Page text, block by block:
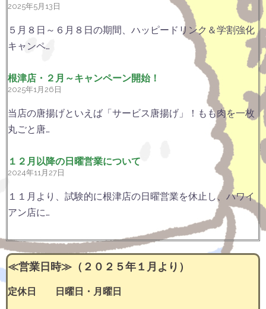
2025年5月13日
５月８日～６月８日の期間、ハッピードリンク＆学割強化
キャンペ…
根津店・２月～キャンペーン開始！
2025年1月26日
当店の唐揚げといえば「サービス唐揚げ」！もも肉を一枚
丸ごと唐…
１２月以降の日曜営業について
2024年11月27日
１１月より、試験的に根津店の日曜営業を休止し、ハワイ
アン店に…
≪営業日時≫（２０２５年１月より）
定休日 日曜日・月曜日